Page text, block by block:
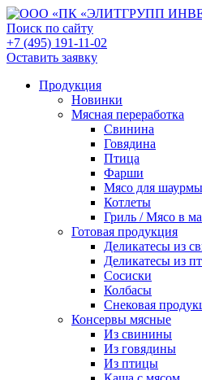
Поиск по сайту
+7 (495) 191-11-02
Оставить заявку
Продукция
Новинки
Мясная переработка
Свинина
Говядина
Птица
Фарши
Мясо для
Котлеты
Гриль / Мясо в
Готовая продукция
Деликатесы из
Деликатесы из
Сосиски
Колбасы
Снековая
Консервы мясные
Из свинины
Из говядины
Из птицы